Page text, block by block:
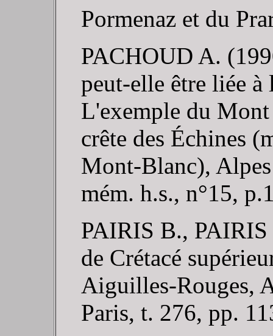
Pormenaz et du
PACHOUD A.
peut-elle être liée à
L'exemple du
crête des Échines
Mont-Blanc),
mém. h.s., n°15,
PAIRIS B.,
de Crétacé
Aiguilles-Rouges,
Paris, t. 276, pp.